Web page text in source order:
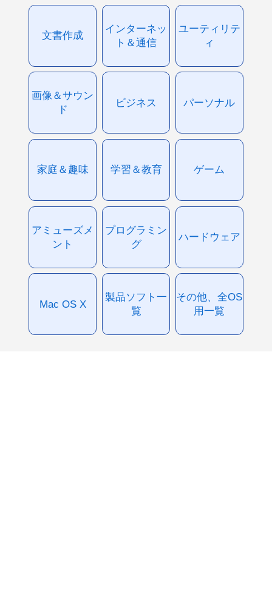
文書作成
インターネッ
ト＆通信
ユーティリテ
ィ
画像＆サウン
ド
ビジネス パーソナル
家庭＆趣味 学習＆教育 ゲーム
アミューズメ
ント
プログラミン
グ
ハードウェア
Mac OS X
製品ソフト一
覧
その他、全OS
用一覧